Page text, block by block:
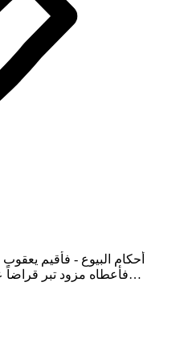
أحكام البيوع - فأقيم يعقوب
فأعطاه مزود تبر
العصر النبوي، والقرن الأول فهي